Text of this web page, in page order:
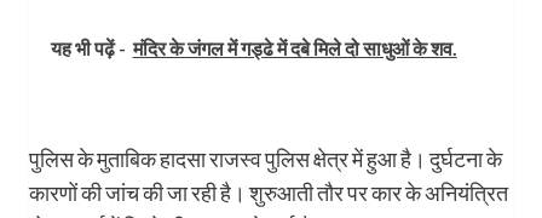
यह भी पढ़ें - मंदिर के जंगल में गड्ढे में दबे मिले दो साधुओं के शव.
पुलिस के मुताबिक हादसा राजस्व पुलिस क्षेत्र में हुआ है। दुर्घटना के
कारणों की जांच की जा रही है। शुरुआती तौर पर कार के अनियंत्रित